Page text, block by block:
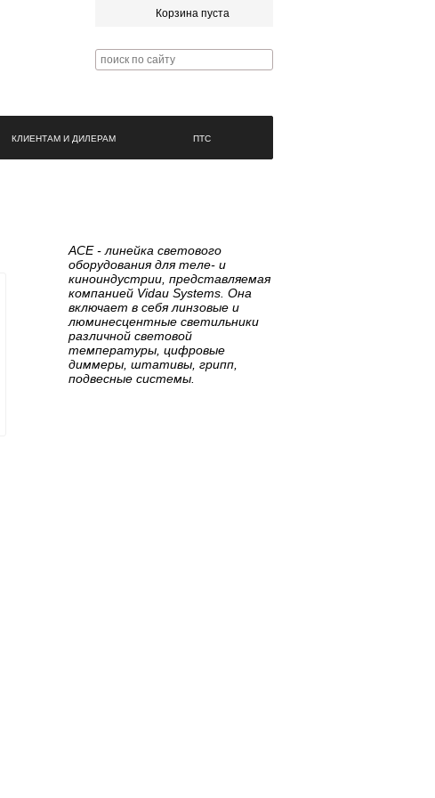
Корзина пуста
КЛИЕНТАМ И ДИЛЕРАМ ПТС
ACE - линейка светового
оборудования для теле- и
киноиндустрии, представляемая
компанией Vidau Systems. Она
включает в себя линзовые и
люминесцентные светильники
различной световой
температуры, цифровые
диммеры, штативы, грипп,
подвесные системы.